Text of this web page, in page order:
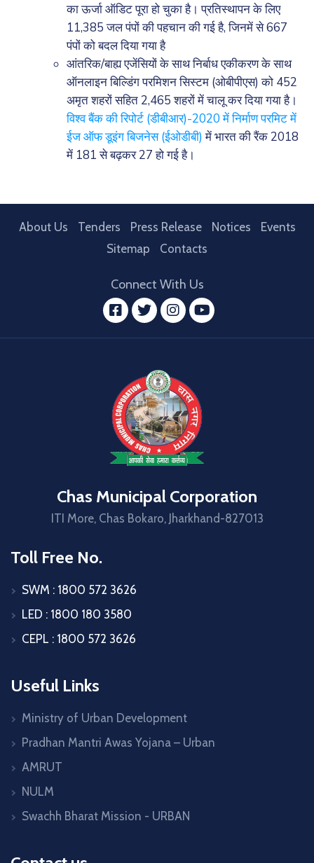
का ऊर्जा ऑडिट पूरा हो चुका है। प्रतिस्थापन के लिए
11,385 जल पंपों की पहचान की गई है, जिनमें से 667
पंपों को बदल दिया गया है
आंतरिक/बाह्य एजेंसियों के साथ निर्बाध एकीकरण के साथ
ऑनलाइन बिल्डिंग परमिशन सिस्टम (ओबीपीएस) को 452
अमृत शहरों सहित 2,465 शहरों में चालू कर दिया गया है।
विश्व बैंक की रिपोर्ट (डीबीआर)-2020 में निर्माण परमिट में
ईज ऑफ डूइंग बिजनेस (ईओडीबी) में भारत की रैंक 2018
में 181 से बढ़कर 27 हो गई है।
About Us Tenders Press Release Notices
Events
Sitemap
Contacts
Connect With Us
facebook
twitter
instagram
youtube
Chas Municipal Corporation
ITI More, Chas Bokaro, Jharkhand-827013
Toll Free No.
SWM : 1800 572 3626
LED : 1800 180 3580
CEPL : 1800 572 3626
Useful Links
Ministry of Urban Development
Pradhan Mantri Awas Yojana – Urban
AMRUT
NULM
Swachh Bharat Mission - URBAN